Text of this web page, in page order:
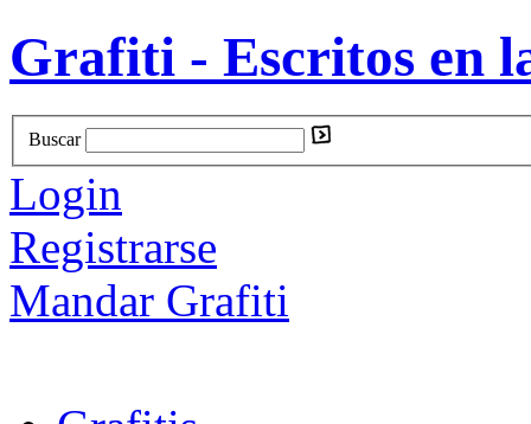
Grafiti - Escritos en
Buscar
Login
Registrarse
Mandar Grafiti